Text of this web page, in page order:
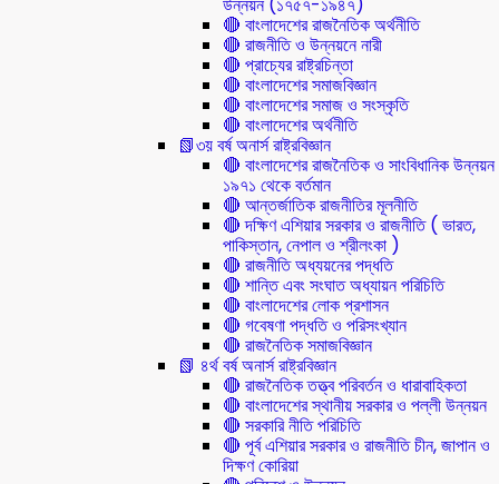
🔴 বাংলাদেশের রাজনৈতিক অর্থনীতি
🔴 রাজনীতি ও উন্নয়নে নারী
🔴 প্রাচ্যের রাষ্ট্রচিন্তা
🔴 বাংলাদেশের সমাজবিজ্ঞান
🔴 বাংলাদেশের সমাজ ও সংস্কৃতি
🔴 বাংলাদেশের অর্থনীতি
📗৩য় বর্ষ অনার্স রাষ্ট্রবিজ্ঞান
🔴 বাংলাদেশের রাজনৈতিক ও সাংবিধানিক উন্নয়ন
১৯৭১ থেকে বর্তমান
🔴 আন্তর্জাতিক রাজনীতির মূলনীতি
🔴 দক্ষিণ এশিয়ার সরকার ও রাজনীতি ( ভারত,
পাকিস্তান, নেপাল ও শ্রীলংকা )
🔴 রাজনীতি অধ্যয়নের পদ্ধতি
🔴 শান্তি এবং সংঘাত অধ্যায়ন পরিচিতি
🔴 বাংলাদেশের লোক প্রশাসন
🔴 গবেষণা পদ্ধতি ও পরিসংখ্যান
🔴 রাজনৈতিক সমাজবিজ্ঞান
📗 ৪র্থ বর্ষ অনার্স রাষ্ট্রবিজ্ঞান
🔴 রাজনৈতিক তত্ত্ব পরিবর্তন ও ধারাবাহিকতা
🔴 বাংলাদেশের স্থানীয় সরকার ও পল্লী উন্নয়ন
🔴 সরকারি নীতি পরিচিতি
🔴 পূর্ব এশিয়ার সরকার ও রাজনীতি চীন, জাপান ও
দিক্ষণ কোরিয়া